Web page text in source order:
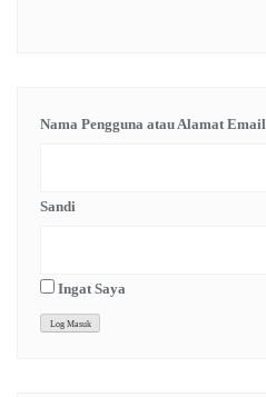
Nama Pengguna atau Alamat Email
Sandi
Ingat Saya